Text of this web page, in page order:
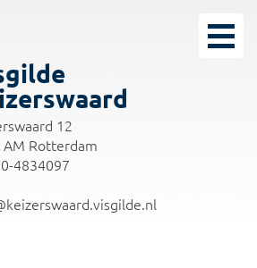
12
AM Rotterdam
4834097